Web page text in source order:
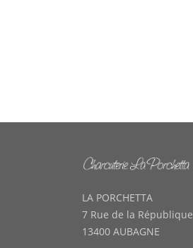
LA PORCHETTA
7 Rue de la République
13400 AUBAGNE